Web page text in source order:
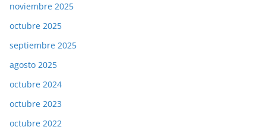
noviembre 2025
octubre 2025
septiembre 2025
agosto 2025
octubre 2024
octubre 2023
octubre 2022